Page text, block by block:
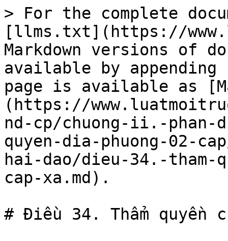
> For the complete
[llms.txt](https://
Markdown versions of
available by
page is available as
(https://
nd-cp/chuong-ii.-phan-
quyen-dia-phuong-02-
hai-dao/dieu-34.-tham-
cap-xa.md).
# Điều 34. Thẩm quyền